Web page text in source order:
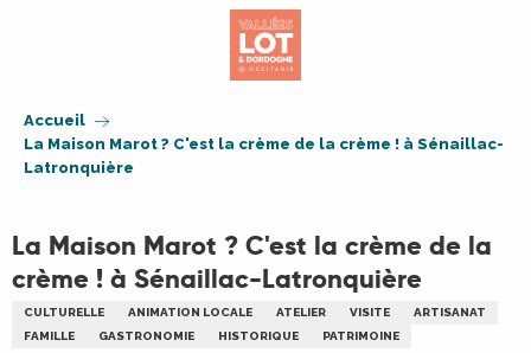
Accueil
La Maison Marot ? C'est la crème de la crème ! à Sénaillac-
Latronquière
La Maison Marot ? C'est la crème de la
crème ! à Sénaillac-Latronquière
CULTURELLE ANIMATION LOCALE ATELIER VISITE
ARTISANAT
FAMILLE
GASTRONOMIE HISTORIQUE PATRIMOINE